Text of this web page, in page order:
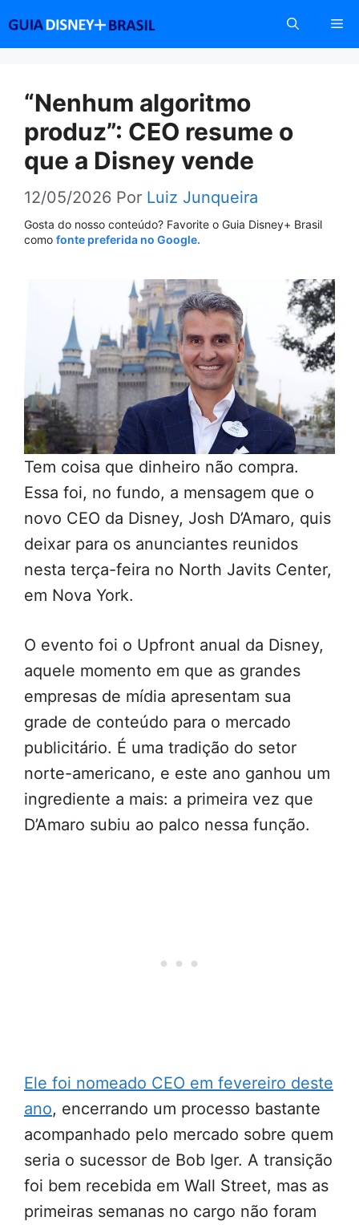
conteúdo
“Nenhum algoritmo
produz”: CEO resume o
que a Disney vende
12/05/2026 Por Luiz Junqueira
Gosta do nosso conteúdo? Favorite o Guia Disney+ Brasil
como fonte preferida no Google.
Tem coisa que dinheiro não compra.
Essa foi, no fundo, a mensagem que o
novo CEO da Disney, Josh D’Amaro, quis
deixar para os anunciantes reunidos
nesta terça-feira no North Javits Center,
em Nova York.
O evento foi o Upfront anual da Disney,
aquele momento em que as grandes
empresas de mídia apresentam sua
grade de conteúdo para o mercado
publicitário. É uma tradição do setor
norte-americano, e este ano ganhou um
ingrediente a mais: a primeira vez que
D’Amaro subiu ao palco nessa função.
Ele foi nomeado CEO em fevereiro deste
ano, encerrando um processo bastante
acompanhado pelo mercado sobre quem
seria o sucessor de Bob Iger. A transição
foi bem recebida em Wall Street, mas as
primeiras semanas no cargo não foram